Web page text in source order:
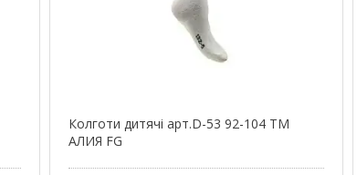
Колготи дитячі арт.D-53 92-104 ТМ
АЛИЯ FG